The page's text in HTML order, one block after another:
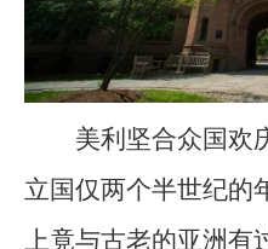
美利坚合众国欢
立国仅两个半世纪的
上竟与古老的亚洲有